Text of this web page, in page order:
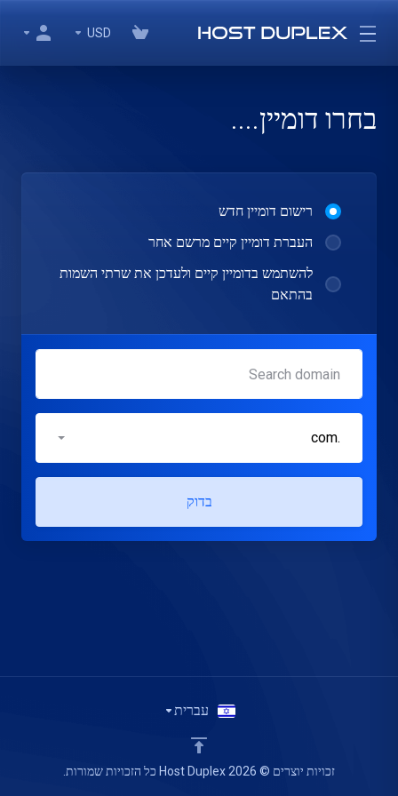
USD
בחרו דומיין....
רישום דומיין חדש
העברת דומיין קיים מרשם אחר
להשתמש בדומיין קיים ולעדכן את שרתי השמות
בהתאם
.com
בדוק
זכויות יוצרים © 2026 Host Duplex כל הזכויות שמורות.
עברית